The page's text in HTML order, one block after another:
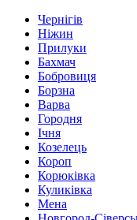
Чернігів
Ніжин
Прилуки
Бахмач
Бобровиця
Борзна
Варва
Городня
Ічня
Козелець
Короп
Корюківка
Куликівка
Мена